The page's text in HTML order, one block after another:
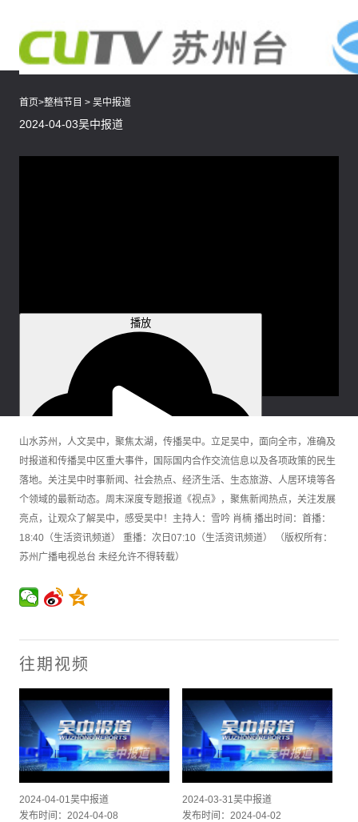
首页>整档节目 > 吴中报道
2024-04-03吴中报道
播放
播放
静音
0:00
/
加载完毕: 0%
2x
1.5x
1.25x
1x, 选择
0.5x
1x
节目段落
山水苏州，人文吴中，聚焦太湖，传播吴中。立足吴中，面向全市，准确及
时报道和传播吴中区重大事件，国际国内合作交流信息以及各项政策的民生
落地。关注吴中时事新闻、社会热点、经济生活、生态旅游、人居环境等各
个领域的最新动态。周末深度专题报道《视点》，聚焦新闻热点，关注发展
亮点，让观众了解吴中，感受吴中！主持人：雪吟 肖楠 播出时间：首播：
18:40（生活资讯频道） 重播：次日07:10（生活资讯频道） （版权所有：
苏州广播电视总台 未经允许不得转载）
往期视频
2024-04-01吴中报道
发布时间：2024-04-08
2024-03-31吴中报道
发布时间：2024-04-02